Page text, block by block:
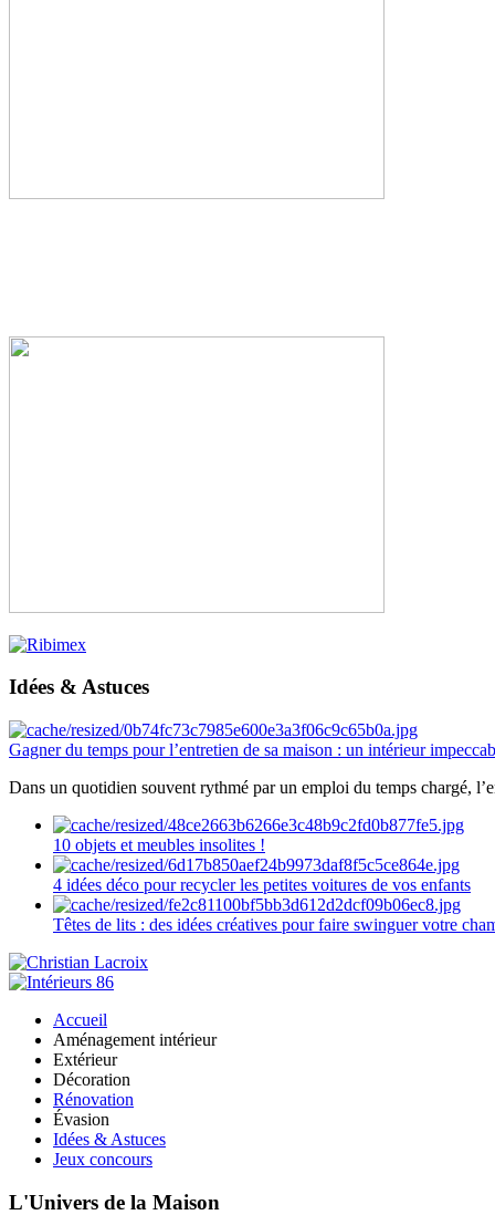
Idées & Astuces
Gagner du temps pour l’entretien de sa maison : un intérieur
Dans un quotidien souvent rythmé par un emploi du temps chargé,
10 objets et meubles insolites !
4 idées déco pour recycler les petites voitures de vos enfants
Têtes de lits : des idées créatives pour faire swinguer votre
Accueil
Aménagement intérieur
Extérieur
Décoration
Rénovation
Évasion
Idées & Astuces
Jeux concours
L'Univers de la Maison